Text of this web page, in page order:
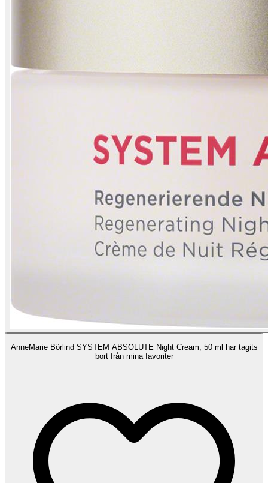
AnneMarie Börlind SYSTEM ABSOLUTE Night Cream, 50 ml har tagits
bort från mina favoriter